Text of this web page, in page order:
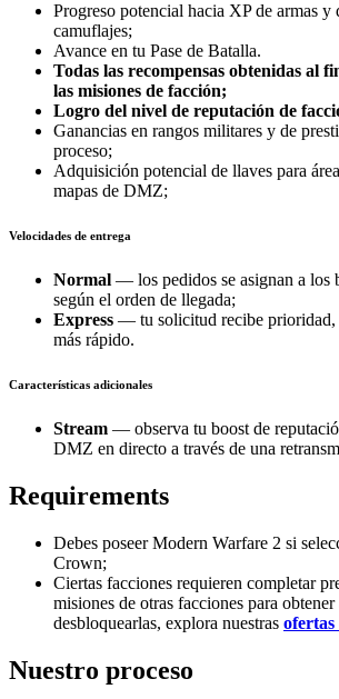
Progreso potencial hacia XP de armas y
camuflajes;
Avance en tu Pase de Batalla.
Todas las recompensas obtenidas al
las misiones de facción;
Logro del nivel de reputación de
Ganancias en rangos militares y de
proceso;
Adquisición potencial de llaves para
mapas de DMZ;
Velocidades de entrega
Normal — los pedidos se asignan a los
según el orden de llegada;
Express — tu solicitud recibe prioridad,
más rápido.
Características adicionales
Stream — observa tu boost de
DMZ en directo a través de una
Requirements
Debes poseer Modern Warfare 2 si
Crown;
Ciertas facciones requieren completar
misiones de otras facciones para obtener
desbloquearlas, explora nuestras
Nuestro proceso